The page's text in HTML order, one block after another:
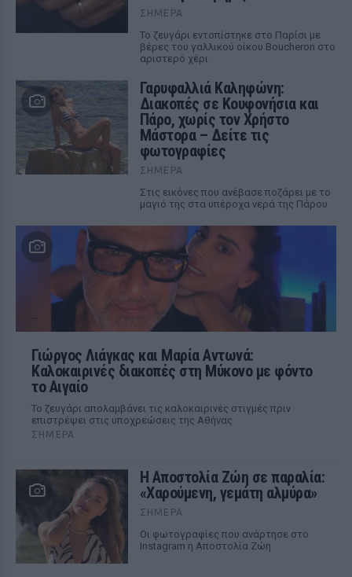
ΣΉΜΕΡΑ
Το ζευγάρι εντοπίστηκε στο Παρίσι με
βέρες του γαλλικού οίκου Boucheron στο
αριστερό χέρι
Γαρυφαλλιά Καληφώνη:
Διακοπές σε Κουφονήσια και
Πάρο, χωρίς τον Χρήστο
Μάστορα – Δείτε τις
φωτογραφίες
ΣΉΜΕΡΑ
Στις εικόνες που ανέβασε ποζάρει με το
μαγιό της στα υπέροχα νερά της Πάρου
Γιώργος Λιάγκας και Μαρία Αντωνά:
Καλοκαιρινές διακοπές στη Μύκονο με φόντο
το Αιγαίο
Το ζευγάρι απολαμβάνει τις καλοκαιρινές στιγμές πριν
επιστρέψει στις υποχρεώσεις της Αθήνας
ΣΉΜΕΡΑ
Η Αποστολία Ζώη σε παραλία:
«Χαρούμενη, γεμάτη αλμύρα»
ΣΉΜΕΡΑ
Οι φωτογραφίες που ανάρτησε στο
Instagram η Αποστολία Ζώη